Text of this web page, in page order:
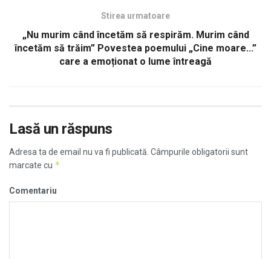
Stirea urmatoare
„Nu murim când încetăm să respirăm. Murim când
încetăm să trăim” Povestea poemului „Cine moare...”
care a emoționat o lume întreagă
Lasă un răspuns
Adresa ta de email nu va fi publicată. Câmpurile obligatorii sunt
marcate cu *
Comentariu